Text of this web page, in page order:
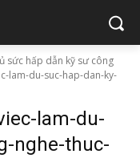
sức hấp dẫn kỹ sư công
lam-du-suc-hap-dan-ky-
lam-du-
nghe-thuc-